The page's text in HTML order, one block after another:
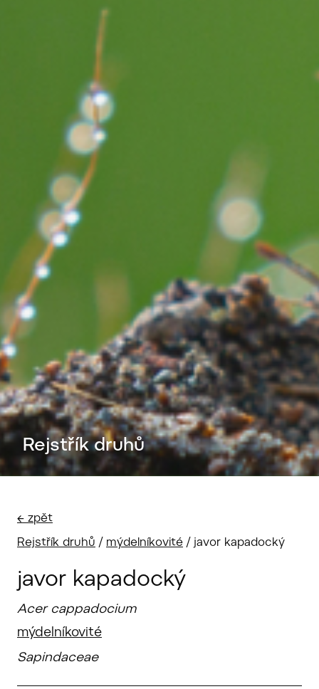
Rejstřík druhů
← zpět
Rejstřík druhů / mýdelníkovité / javor kapadocký
javor kapadocký
Acer cappadocium
mýdelníkovité
Sapindaceae